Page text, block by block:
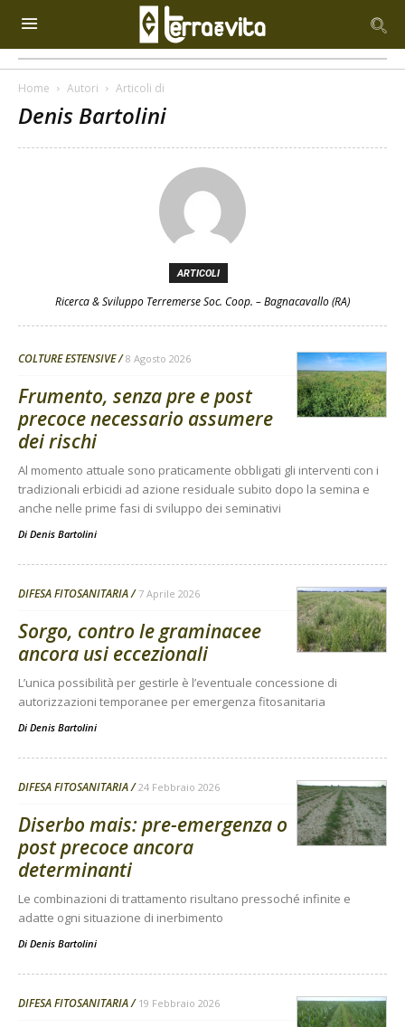
Home Autori Articoli di
Denis Bartolini
ARTICOLI
Ricerca & Sviluppo Terremerse Soc. Coop. – Bagnacavallo (RA)
COLTURE ESTENSIVE 8 Agosto 2026
Frumento, senza pre e post
precoce necessario assumere
dei rischi
Al momento attuale sono praticamente obbligati gli interventi con i
tradizionali erbicidi ad azione residuale subito dopo la semina e
anche nelle prime fasi di sviluppo dei seminativi
Di Denis Bartolini
DIFESA FITOSANITARIA 7 Aprile 2026
Sorgo, contro le graminacee
ancora usi eccezionali
L’unica possibilità per gestirle è l’eventuale concessione di
autorizzazioni temporanee per emergenza fitosanitaria
Di Denis Bartolini
DIFESA FITOSANITARIA 24 Febbraio 2026
Diserbo mais: pre-emergenza o
post precoce ancora
determinanti
Le combinazioni di trattamento risultano pressoché infinite e
adatte ogni situazione di inerbimento
Di Denis Bartolini
DIFESA FITOSANITARIA 19 Febbraio 2026